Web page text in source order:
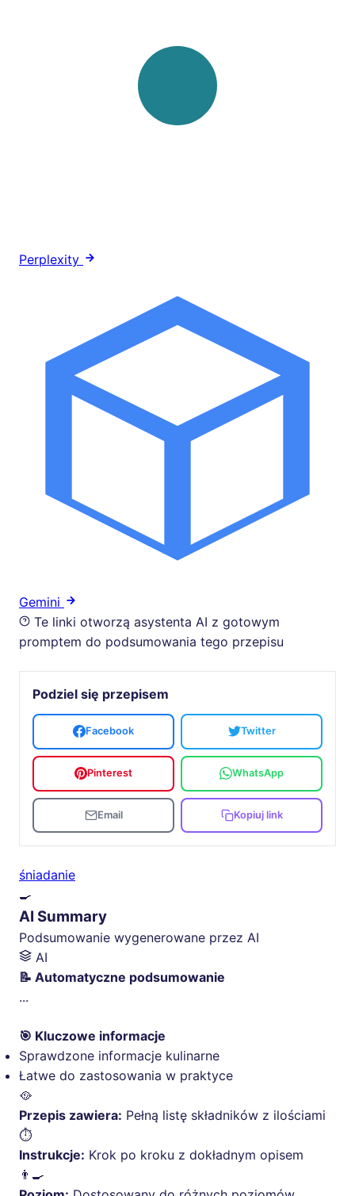
Perplexity
Gemini
Te linki otworzą asystenta AI z gotowym
promptem do podsumowania tego przepisu
Podziel się przepisem
Facebook Twitter
Pinterest WhatsApp
Email Kopiuj link
śniadanie
🍳
AI Summary
Podsumowanie wygenerowane przez AI
AI
📝 Automatyczne podsumowanie
...
🎯 Kluczowe informacje
Sprawdzone informacje kulinarne
Łatwe do zastosowania w praktyce
🥘
Przepis zawiera: Pełną listę składników z ilościami
⏱️
Instrukcje: Krok po kroku z dokładnym opisem
👨‍🍳